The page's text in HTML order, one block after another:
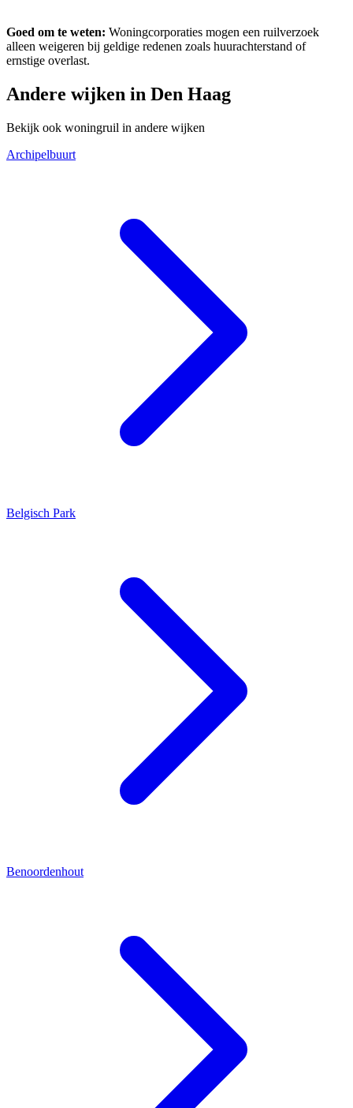
Goed om te weten: Woningcorporaties mogen een ruilverzoek
alleen weigeren bij geldige redenen zoals huurachterstand of
ernstige overlast.
Andere wijken in Den Haag
Bekijk ook woningruil in andere wijken
Archipelbuurt
Belgisch Park
Benoordenhout